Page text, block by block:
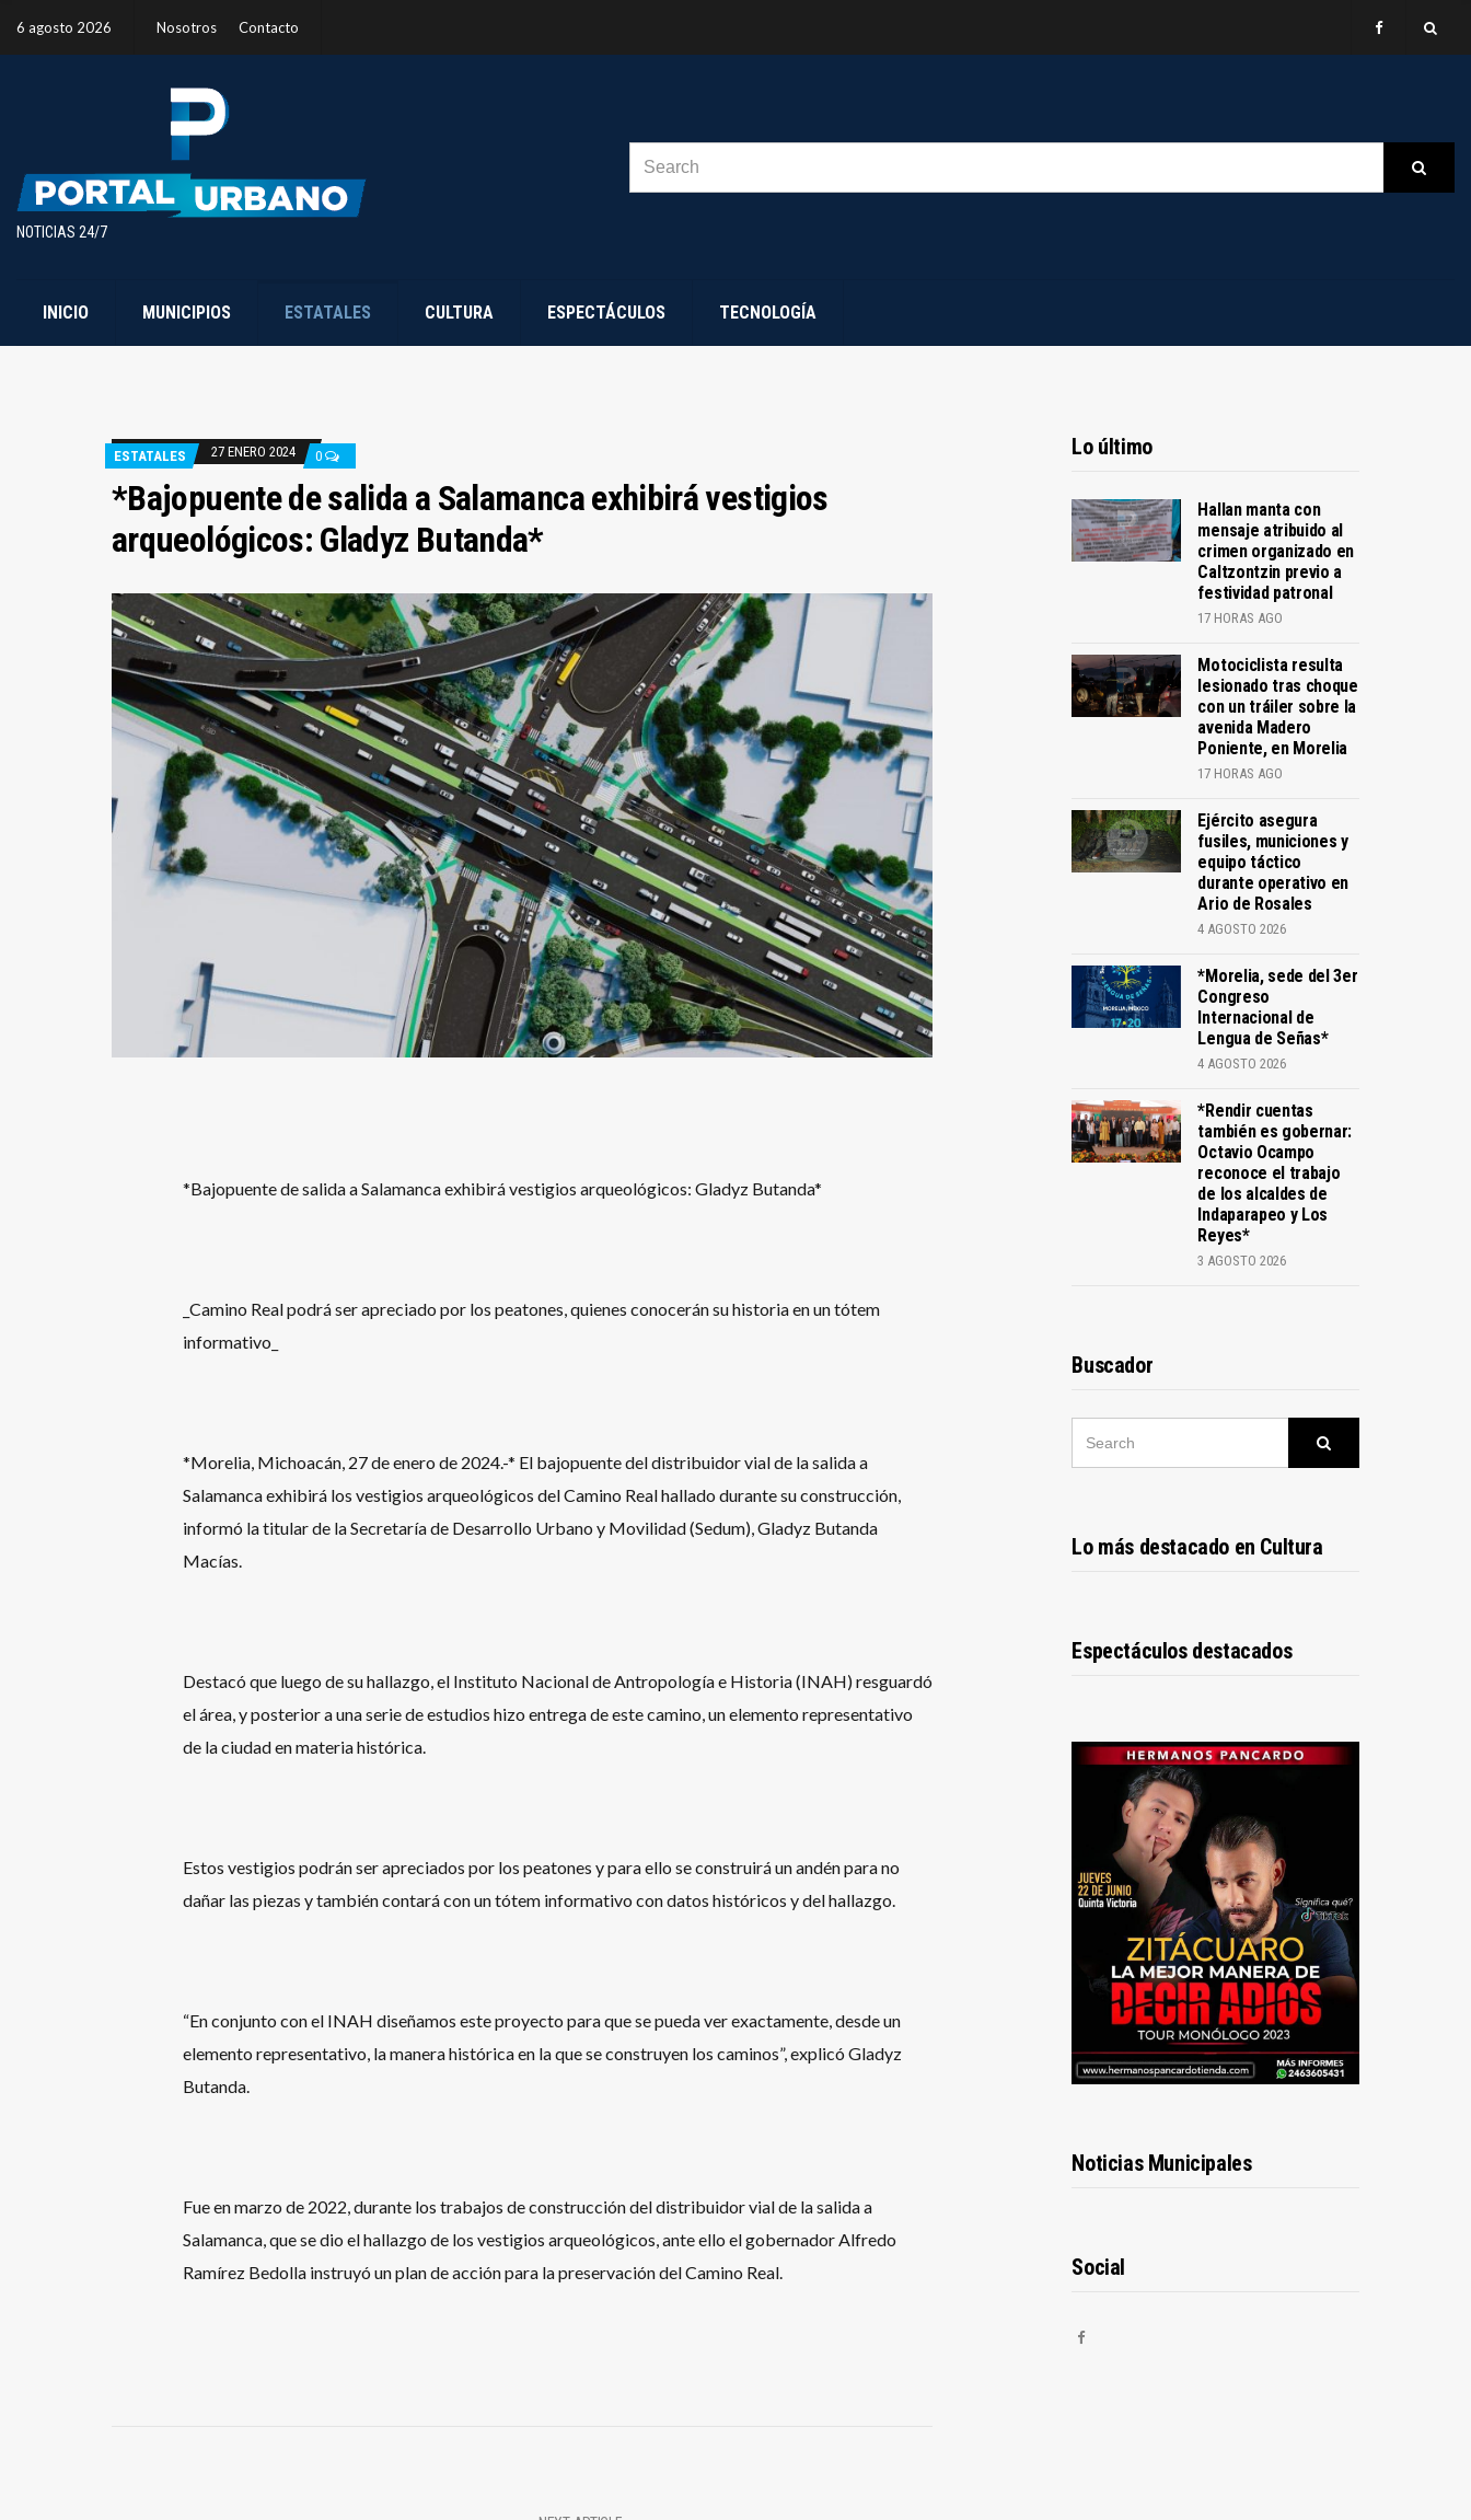
6 agosto 2026 Nosotros Contacto
NOTICIAS 24/7
INICIO MUNICIPIOS ESTATALES CULTURA ESPECTÁCULOS TECNOLOGÍA
ESTATALES 27 ENERO 2024 0
*Bajopuente de salida a Salamanca exhibirá vestigios
arqueológicos: Gladyz Butanda*
*Bajopuente de salida a Salamanca exhibirá vestigios arqueológicos: Gladyz Butanda*
_Camino Real podrá ser apreciado por los peatones, quienes conocerán su historia en un tótem
informativo_
*Morelia, Michoacán, 27 de enero de 2024.-* El bajopuente del distribuidor vial de la salida a
Salamanca exhibirá los vestigios arqueológicos del Camino Real hallado durante su construcción,
informó la titular de la Secretaría de Desarrollo Urbano y Movilidad (Sedum), Gladyz Butanda
Macías.
Destacó que luego de su hallazgo, el Instituto Nacional de Antropología e Historia (INAH) resguardó
el área, y posterior a una serie de estudios hizo entrega de este camino, un elemento representativo
de la ciudad en materia histórica.
Estos vestigios podrán ser apreciados por los peatones y para ello se construirá un andén para no
dañar las piezas y también contará con un tótem informativo con datos históricos y del hallazgo.
“En conjunto con el INAH diseñamos este proyecto para que se pueda ver exactamente, desde un
elemento representativo, la manera histórica en la que se construyen los caminos”, explicó Gladyz
Butanda.
Fue en marzo de 2022, durante los trabajos de construcción del distribuidor vial de la salida a
Salamanca, que se dio el hallazgo de los vestigios arqueológicos, ante ello el gobernador Alfredo
Ramírez Bedolla instruyó un plan de acción para la preservación del Camino Real.
Lo último
Hallan manta con
mensaje atribuido al
crimen organizado en
Caltzontzin previo a
festividad patronal
17 HORAS AGO
Motociclista resulta
lesionado tras choque
con un tráiler sobre la
avenida Madero
Poniente, en Morelia
17 HORAS AGO
Ejército asegura
fusiles, municiones y
equipo táctico
durante operativo en
Ario de Rosales
4 AGOSTO 2026
*Morelia, sede del 3er
Congreso
Internacional de
Lengua de Señas*
4 AGOSTO 2026
*Rendir cuentas
también es gobernar:
Octavio Ocampo
reconoce el trabajo
de los alcaldes de
Indaparapeo y Los
Reyes*
3 AGOSTO 2026
Buscador
Lo más destacado en Cultura
Espectáculos destacados
Noticias Municipales
Social